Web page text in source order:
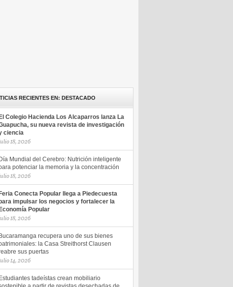
RECIENTES EN: DESTACADO
El Colegio Hacienda Los Alcaparros lanza La
su nueva revista de investigación
ciencia
18, 2026
Día Mundial del Cerebro: Nutrición inteligente
potenciar la memoria y la concentración
18, 2026
Feria Conecta Popular llega a Piedecuesta
impulsar los negocios y fortalecer la
Economía Popular
18, 2026
Bucaramanga recupera uno de sus bienes
la Casa Streithorst Clausen
sus puertas
14, 2026
Estudiantes tadeístas crean mobiliario